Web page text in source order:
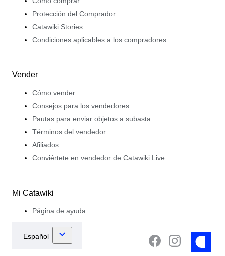
Protección del Comprador
Catawiki Stories
Condiciones aplicables a los compradores
Vender
Cómo vender
Consejos para los vendedores
Pautas para enviar objetos a subasta
Términos del vendedor
Afiliados
Conviértete en vendedor de Catawiki Live
Mi Catawiki
Página de ayuda